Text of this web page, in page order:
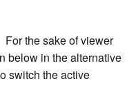
For the sake of viewer
below in the alternative
switch the active